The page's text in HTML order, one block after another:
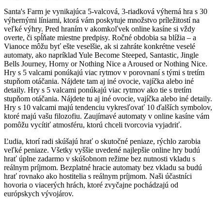
Santa's Farm je vynikajúca 5-valcová, 3-riadková výherná hra s 30
výhernými líniami, ktorá vám poskytuje množstvo príležitostí na
veľké výhry. Pred hraním v akomkoľvek online kasíne si vždy
overte, či spĺňate miestne predpisy. Ročné obdobia sa blížia – a
Vianoce môžu byť ešte veselšie, ak si zahráte konkrétne veselé
automaty, ako napríklad Yule Become Steeped, Santastic, Jingle
Bells Journey, Horny or Nothing Nice a Aroused or Nothing Nice.
Hry s 5 valcami ponúkajú viac rytmov v porovnaní s tými s tretím
stupňom otáčania. Nájdete tam aj iné ovocie, vajíčka alebo iné
detaily. Hry s 5 valcami ponúkajú viac rytmov ako tie s tretím
stupňom otáčania. Nájdete tu aj iné ovocie, vajíčka alebo iné detaily.
Hry s 10 valcami majú tendenciu vykresľovať 10 ďalších symbolov,
ktoré majú vašu filozofiu. Zaujímavé automaty v online kasíne vám
pomôžu vycítiť atmosféru, ktorú chceli tvorcovia vyjadriť.
Ľudia, ktorí radi skúšajú hrať o skutočné peniaze, rýchlo zarobia
veľké peniaze. Všetky vyššie uvedené najlepšie online hry budú
hrať úplne zadarmo v skúšobnom režime bez nutnosti vkladu s
reálnym príjmom. Bezplatné hracie automaty bez vkladu sa budú
hrať rovnako ako hostitelia s reálnym príjmom. Naši účastníci
hovoria o viacerých hrách, ktoré zvyčajne pochádzajú od
európskych vývojárov.